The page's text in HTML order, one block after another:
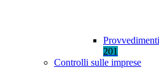
201
Controlli sulle imprese